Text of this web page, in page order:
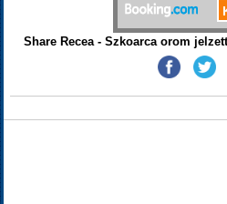
Share Recea - Szkoarca orom